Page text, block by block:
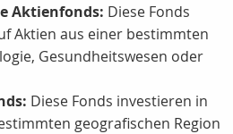
Aktienfonds: Diese Fonds
Aktien aus einer bestimmten
Gesundheitswesen oder
Diese Fonds investieren in
geografischen Region